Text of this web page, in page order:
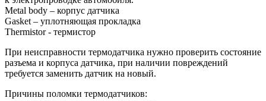
Metal body – корпус датчика
Gasket – уплотняющая прокладка
Thermistor - термистор
При неисправности термодатчика нужно проверить состояние
разъема и корпуса датчика, при наличии повреждений
требуется заменить датчик на новый.
Причины поломки термодатчиков: